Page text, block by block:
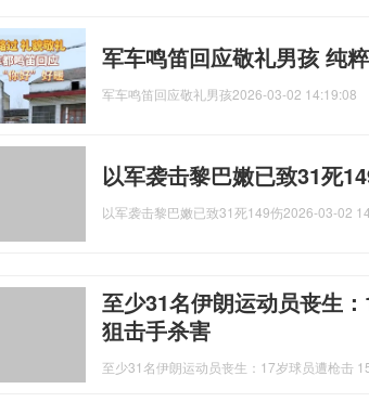
军车鸣笛回应敬礼男孩 纯
军车鸣笛回应敬礼男孩2026-03-02 14:19:08
以军袭击黎巴嫩已致31死
以军袭击黎巴嫩已致31死149伤2026-03-02
至少31名伊朗运动员丧生
狙击手杀害
至少31名伊朗运动员丧生：17岁球员遭枪击